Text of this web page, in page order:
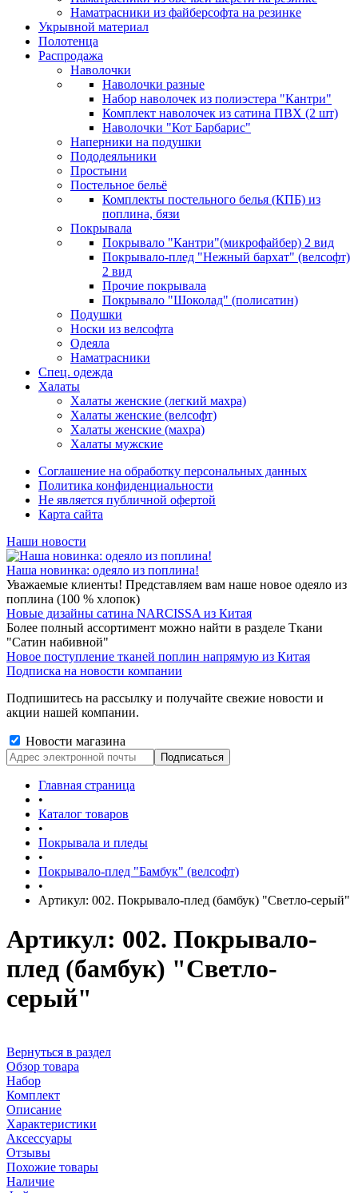
Наматрасники из файберсофта на резинке
Укрывной материал
Полотенца
Распродажа
Наволочки
Наволочки разные
Набор наволочек из полиэстера "Кантри"
Комплект наволочек из сатина ПВХ (2 шт)
Наволочки "Кот Барбарис"
Наперники на подушки
Пододеяльники
Простыни
Постельное бельё
Комплекты постельного белья (КПБ) из
поплина, бязи
Покрывала
Покрывало "Кантри"(микрофайбер) 2 вид
Покрывало-плед "Нежный бархат" (велсофт)
2 вид
Прочие покрывала
Покрывало "Шоколад" (полисатин)
Подушки
Носки из велсофта
Одеяла
Наматрасники
Спец. одежда
Халаты
Халаты женские (легкий махра)
Халаты женские (велсофт)
Халаты женские (махра)
Халаты мужские
Соглашение на обработку персональных данных
Политика конфиденциальности
Не является публичной офертой
Карта сайта
Наши новости
Наша новинка: одеяло из поплина!
Уважаемые клиенты! Представляем вам наше новое одеяло из
поплина (100 % хлопок)
Новые дизайны сатина NARCISSA из Китая
Более полный ассортимент можно найти в разделе Ткани
"Сатин набивной"
Новое поступление тканей поплин напрямую из Китая
Подписка на новости компании
Подпишитесь на рассылку и получайте свежие новости и
акции нашей компании.
Новости магазина
Главная страница
•
Каталог товаров
•
Покрывала и пледы
•
Покрывало-плед "Бамбук" (велсофт)
•
Артикул: 002. Покрывало-плед (бамбук) "Светло-серый"
Артикул: 002. Покрывало-
плед (бамбук) "Светло-
серый"
Вернуться в раздел
Обзор товара
Набор
Комплект
Описание
Характеристики
Аксессуары
Отзывы
Похожие товары
Наличие